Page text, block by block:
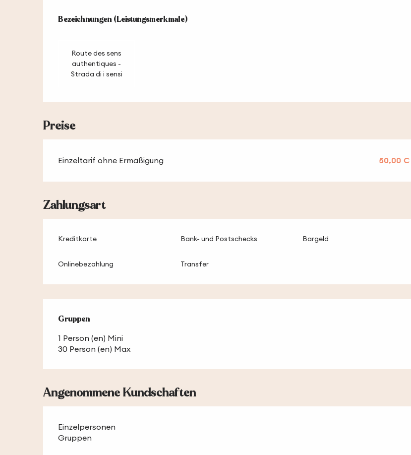
Leistungensmöglichkeiten
Bezeichnungen (Leistungsmerkmale)
Bezeichnungen (Leistungsmerkmale)
Route des sens
authentiques -
Strada di i sensi
Preise
Einzeltarif ohne Ermäßigung 50,00 €
Zahlungsart
Kreditkarte Bank- und Postschecks Bargeld
Onlinebezahlung Transfer
Gruppen
Gruppen
1 Person (en) Mini
30 Person (en) Max
Angenommene Kundschaften
Einzelpersonen
Gruppen